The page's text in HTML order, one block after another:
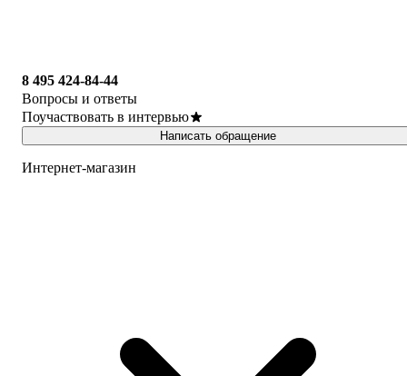
8 495 424-84-44
Вопросы и ответы
Поучаствовать в интервью
Написать обращение
Интернет-магазин